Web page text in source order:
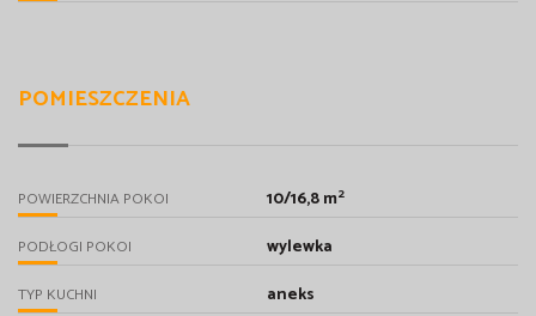
POMIESZCZENIA
POWIERZCHNIA POKOI 10/16,8 m2
PODŁOGI POKOI wylewka
TYP KUCHNI aneks